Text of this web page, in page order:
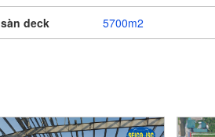
deck 5700m2